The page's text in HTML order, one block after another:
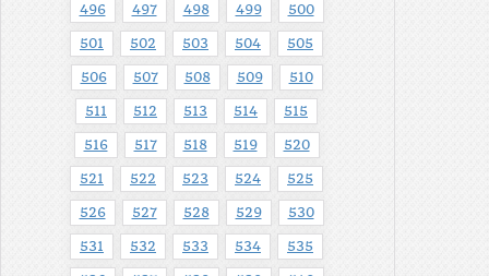
496 497 498 499 500
501 502 503 504 505
506 507 508 509 510
511 512 513 514 515
516 517 518 519 520
521 522 523 524 525
526 527 528 529 530
531 532 533 534 535